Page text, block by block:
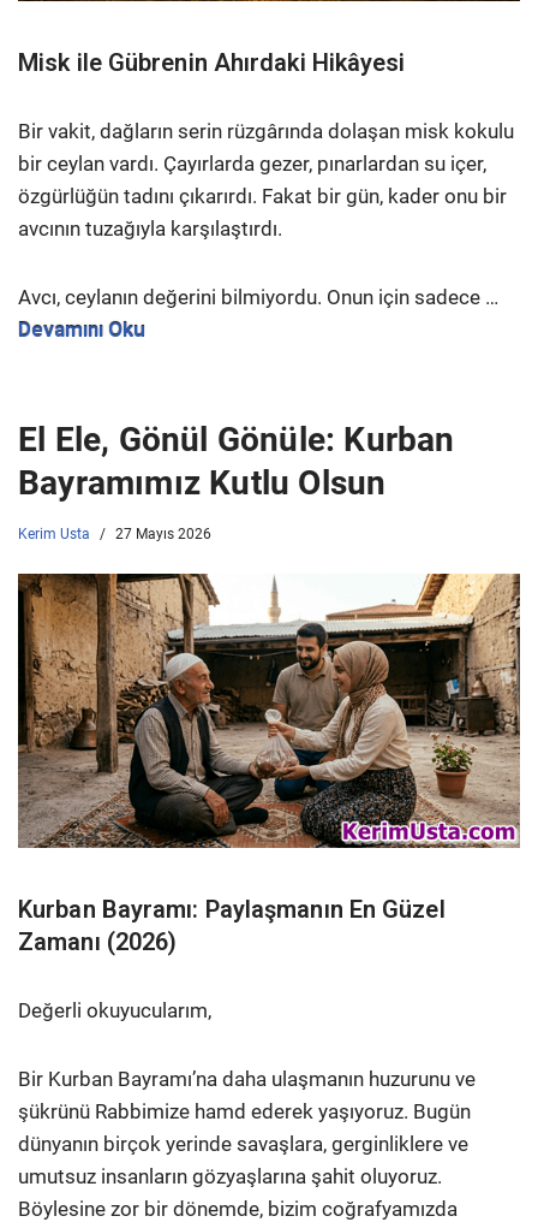
Misk ile Gübrenin Ahırdaki Hikâyesi
Bir vakit, dağların serin rüzgârında dolaşan misk kokulu
bir ceylan vardı. Çayırlarda gezer, pınarlardan su içer,
özgürlüğün tadını çıkarırdı. Fakat bir gün, kader onu bir
avcının tuzağıyla karşılaştırdı.
Avcı, ceylanın değerini bilmiyordu. Onun için sadece …
Devamını Oku
El Ele, Gönül Gönüle: Kurban
Bayramımız Kutlu Olsun
Kerim Usta 27 Mayıs 2026
Kurban Bayramı: Paylaşmanın En Güzel
Zamanı (2026)
Değerli okuyucularım,
Bir Kurban Bayramı’na daha ulaşmanın huzurunu ve
şükrünü Rabbimize hamd ederek yaşıyoruz. Bugün
dünyanın birçok yerinde savaşlara, gerginliklere ve
umutsuz insanların gözyaşlarına şahit oluyoruz.
Böylesine zor bir dönemde, bizim coğrafyamızda